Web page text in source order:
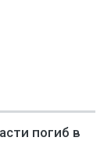
погиб в